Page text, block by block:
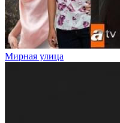
Мирная улица